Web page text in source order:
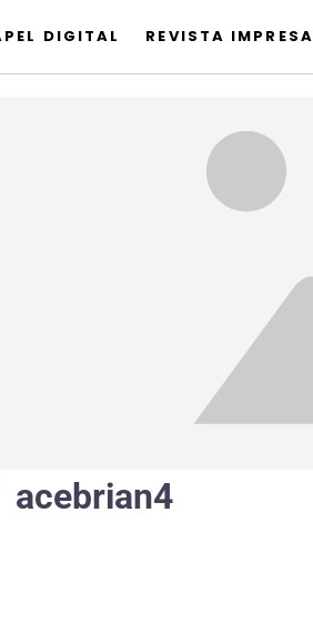
DIGITAL REVISTA IMPRESA
acebrian4